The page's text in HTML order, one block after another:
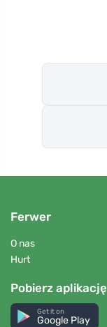
Ferwer
O nas
Hurt
Pobierz aplikację
Get it on
Google Play